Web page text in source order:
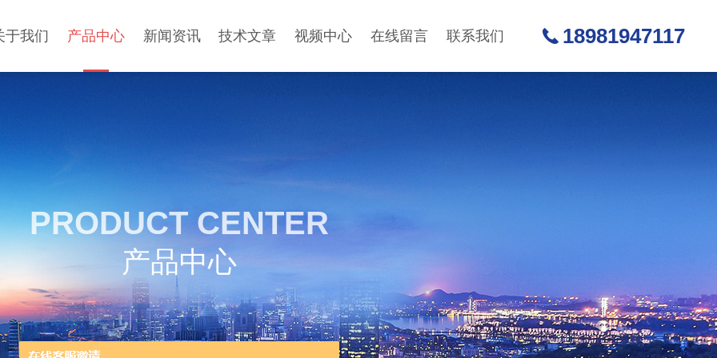
于我们 产品中心 新闻资讯 技术文章 视频中心 在线留言 联系我们 18981947117
PRODUCT CENTER
产品中心